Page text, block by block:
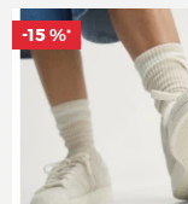
-15 %*